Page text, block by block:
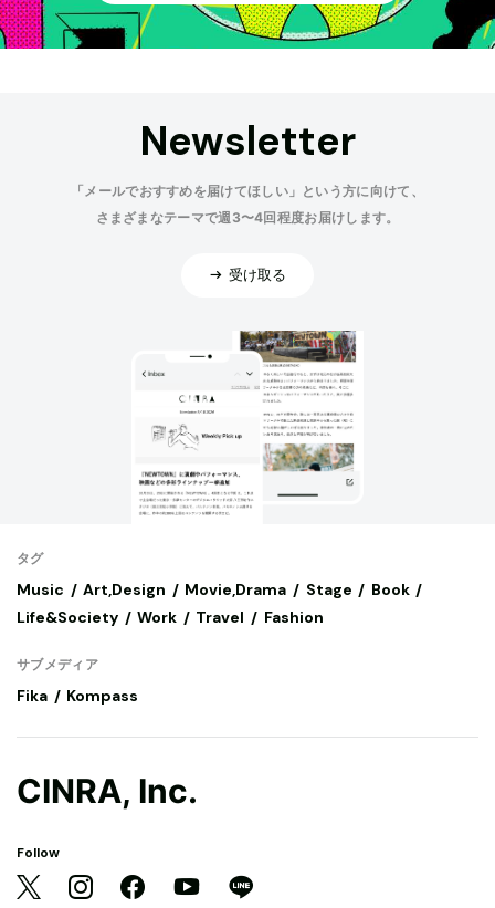
Newsletter
「メールでおすすめを届けてほしい」という方に向けて、
さまざまなテーマで週3〜4回程度お届けします。
受け取る
タグ
Music Art,Design Movie,Drama Stage
Book
Life&Society
Work Travel Fashion
サブメディア
Fika Kompass
CINRA, Inc.
Follow